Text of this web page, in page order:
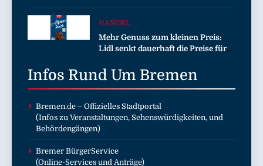
die Zukunft
HANDEL
Mehr Genuss zum kleinen Preis:
Lidl senkt dauerhaft die Preise für
jetzt bis zu 13 Prozent günstiger
Infos Rund Um Bremen
Bremen.de – Offizielles Stadtportal
(Infos zu Veranstaltungen, Sehenswürdigkeiten, und
Behördengängen)
Bremer BürgerService
(Online-Services und Anträge)